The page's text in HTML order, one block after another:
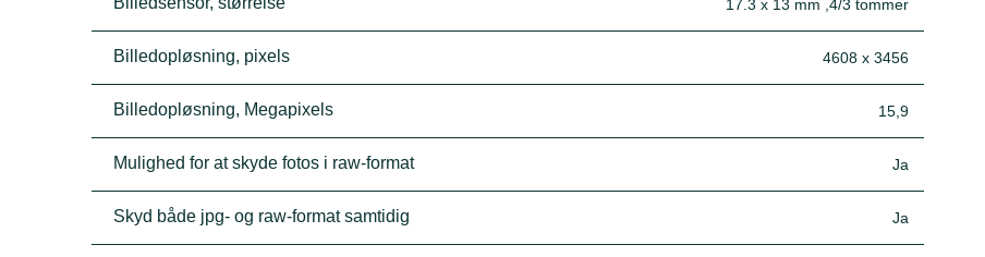
17.3 x 13 mm ,4/3 tommer
Billedopløsning, pixels 4608 x 3456
Billedopløsning, Megapixels 15,9
Mulighed for at skyde fotos i raw-format Ja
Skyd både jpg- og raw-format samtidig Ja